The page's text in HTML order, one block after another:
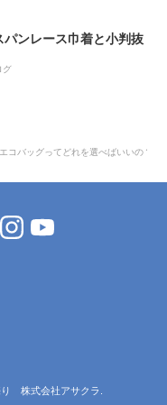
パンレース巾着と小判抜
グ
エコバッグってどれを選べばいいの？
株式会社アサクラ.